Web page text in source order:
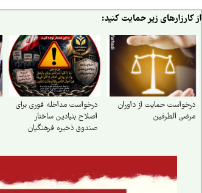
از کارزارهای زیر حمایت کنید:
درخواست حمایت از داوران
مرضی الطرفین
درخواست مداخله فوری برای
اصلاح بنیادین ساختار
صندوق ذخیره فرهنگیان